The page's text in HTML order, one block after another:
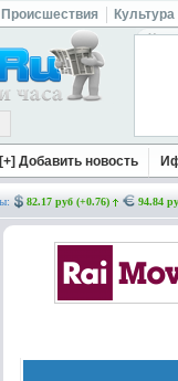
Происшествия Культура
[+] Добавить новость
82.17 руб (+0.76) 94.84